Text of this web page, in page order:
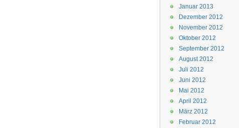
Januar 2013
Dezember 2012
November 2012
Oktober 2012
September 2012
August 2012
Juli 2012
Juni 2012
Mai 2012
April 2012
März 2012
Februar 2012